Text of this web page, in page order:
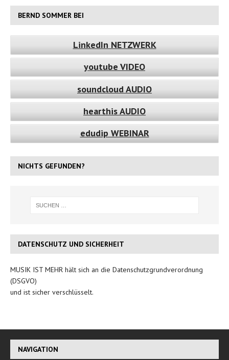
BERND SOMMER BEI
LinkedIn NETZWERK
youtube VIDEO
soundcloud AUDIO
hearthis AUDIO
edudip WEBINAR
NICHTS GEFUNDEN?
DATENSCHUTZ UND SICHERHEIT
MUSIK IST MEHR hält sich an die Datenschutzgrundverordnung
(DSGVO)
und ist sicher verschlüsselt.
NAVIGATION